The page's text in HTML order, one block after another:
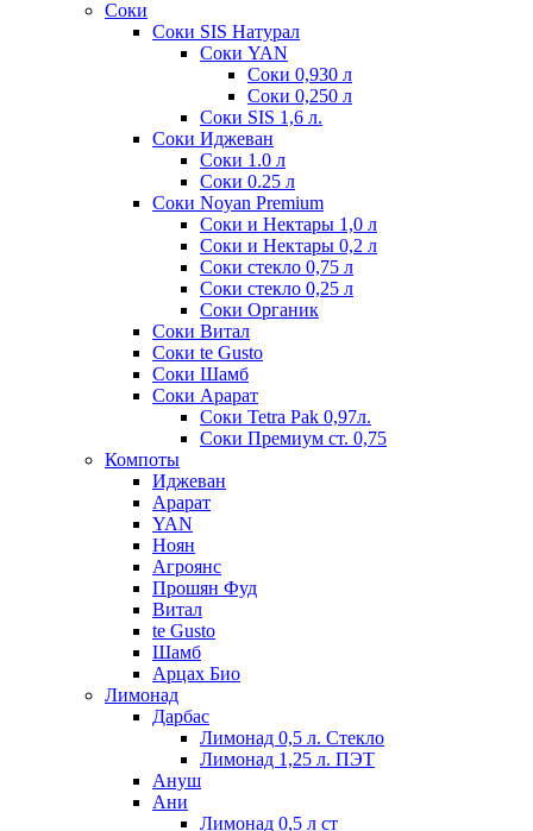
Соки
Соки SIS Натурал
Соки YAN
Соки 0,930 л
Соки 0,250 л
Соки SIS 1,6 л.
Соки Иджеван
Соки 1.0 л
Соки 0.25 л
Соки Noyan Premium
Соки и Нектары 1,0 л
Соки и Нектары 0,2 л
Соки стекло 0,75 л
Соки стекло 0,25 л
Соки Органик
Соки Витал
Соки te Gusto
Соки Шамб
Соки Арарат
Соки Tetra Pak 0,97л.
Соки Премиум ст. 0,75
Компоты
Иджеван
Арарат
YAN
Ноян
Агроянс
Прошян Фуд
Витал
te Gusto
Шамб
Арцах Био
Лимонад
Дарбас
Лимонад 0,5 л. Стекло
Лимонад 1,25 л. ПЭТ
Ануш
Ани
Лимонад 0,5 л ст